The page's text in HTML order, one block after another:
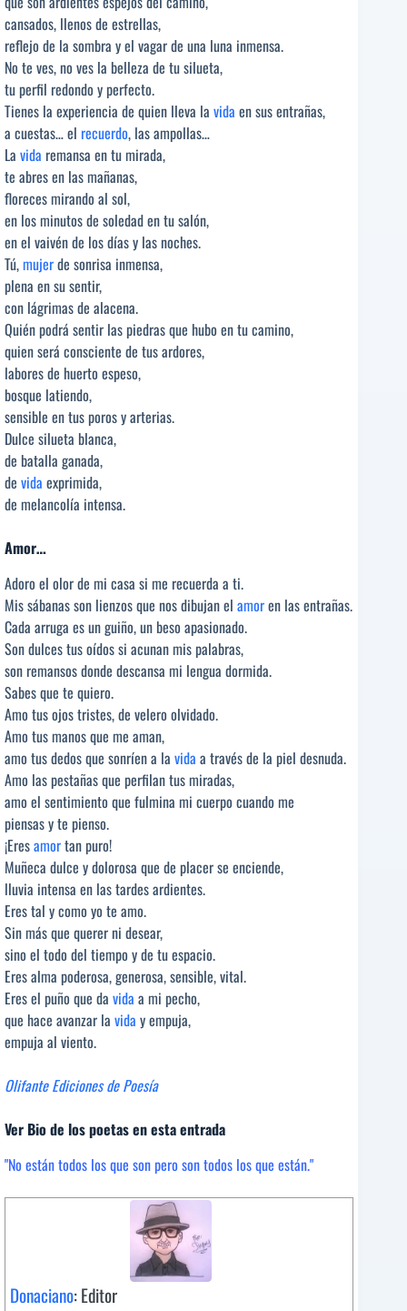
cansados, llenos de estrellas,
reflejo de la sombra y el vagar de una luna inmensa.
No te ves, no ves la belleza de tu silueta,
tu perfil redondo y perfecto.
Tienes la experiencia de quien lleva la vida en sus entrañas,
a cuestas… el recuerdo, las ampollas…
La vida remansa en tu mirada,
te abres en las mañanas,
floreces mirando al sol,
en los minutos de soledad en tu salón,
en el vaivén de los días y las noches.
Tú,mujerde sonrisa inmensa,
plena en su sentir,
con lágrimas de alacena.
Quién podrá sentir las piedras que hubo en tu camino,
quien será consciente de tus ardores,
labores de huerto espeso,
bosque latiendo,
sensible en tus poros y arterias.
Dulce silueta blanca,
de batalla ganada,
de vida exprimida,
de melancolía intensa.
Amor…
Adoro el olor de mi casa si me recuerda a ti.
Mis sábanas son lienzos que nos dibujan el amoren las entrañas.
Cada arruga es un guiño, un beso apasionado.
Son dulces tus oídos si acunan mis palabras,
son remansos donde descansa mi lengua dormida.
Sabes que te quiero.
Amo tus ojos tristes, de velero olvidado.
Amo tus manos que me aman,
amo tus dedos que sonríen a la vida a través de la piel desnuda.
Amo las pestañas que perfilan tus miradas,
amo el sentimiento que fulmina mi cuerpo cuando me
piensas y te pienso.
¡Eresamortan puro!
Muñeca dulce y dolorosa que de placer se enciende,
lluvia intensa en las tardes ardientes.
Eres tal y como yo te amo.
Sin más que querer ni desear,
sino el todo del tiempo y de tu espacio.
Eres alma poderosa, generosa, sensible, vital.
Eres el puño que da vida a mi pecho,
que hace avanzar la vida y empuja,
empuja al viento.
Olifante Ediciones de Poesía
Ver Bio de los poetas en esta entrada
"No están todos los que son pero son todos los que están."
Donaciano: Editor